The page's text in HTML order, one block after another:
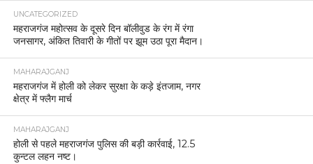
UNCATEGORIZED
महराजगंज महोत्सव के दूसरे दिन बॉलीवुड के रंग में रंगा
जनसागर, अंकित तिवारी के गीतों पर झूम उठा पूरा मैदान।
MAHARAJGANJ
महराजगंज में होली को लेकर सुरक्षा के कड़े इंतजाम, नगर
क्षेत्र में फ्लैग मार्च
MAHARAJGANJ
होली से पहले महराजगंज पुलिस की बड़ी कार्रवाई, 12.5
कुन्टल लहन नष्ट।